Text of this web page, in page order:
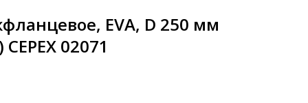
EVA, D 250 мм
02071